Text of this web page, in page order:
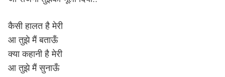
कैसी हालत है मेरी
आ तुझे मैं बताऊँ
क्या कहानी है मेरी
आ तुझे मैं सुनाऊँ